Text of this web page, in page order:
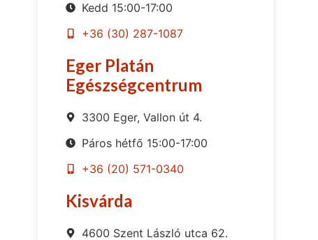
Kedd 15:00-17:00
+36 (30) 287-1087
Eger Platán
Egészségcentrum
3300 Eger, Vallon út 4.
Páros hétfő 15:00-17:00
+36 (20) 571-0340
Kisvárda
4600 Szent László utca 62.